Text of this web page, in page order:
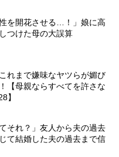
を開花させる…！」娘に高
つけた母の大誤算
れまで嫌味なヤツらが媚び
【母親ならすべてを許さな
】
それ？」友人から夫の過去
て結婚した夫の過去まで信